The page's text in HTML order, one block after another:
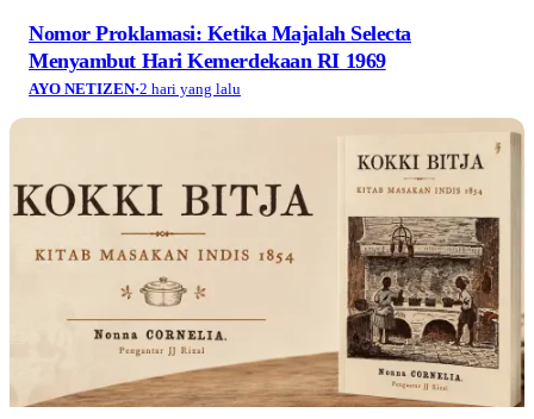
Nomor Proklamasi: Ketika Majalah Selecta
Menyambut Hari Kemerdekaan RI 1969
AYO NETIZEN·2 hari yang lalu